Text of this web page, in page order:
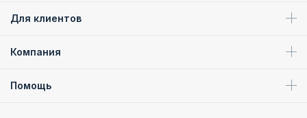
Для клиентов
Компания
Помощь